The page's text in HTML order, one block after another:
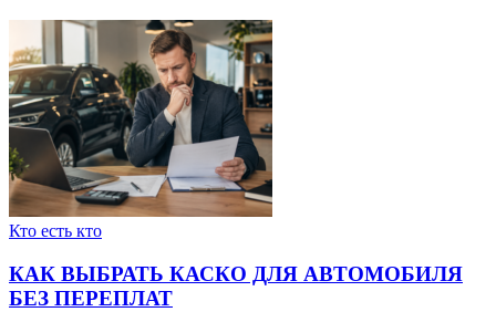
Кто есть кто
КАК ВЫБРАТЬ КАСКО ДЛЯ АВТОМОБИЛЯ
БЕЗ ПЕРЕПЛАТ